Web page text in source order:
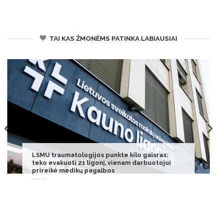
TAI KAS ŽMONĖMS PATINKA LABIAUSIAI
Prasideda priešpilnis: Budraitytė siunčia žinią 3
Zodiako ženklams